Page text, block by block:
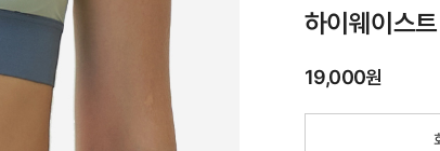
하이웨이스
19,000원